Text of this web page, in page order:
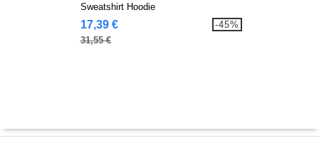
Sweatshirt Hoodie
17,39 €
31,55 €
-45%